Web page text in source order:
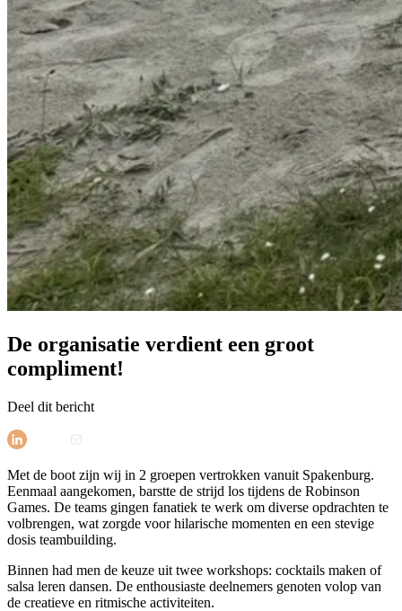
De organisatie verdient een groot
compliment!
Deel dit bericht
Met de boot zijn wij in 2 groepen vertrokken vanuit Spakenburg.
Eenmaal aangekomen, barstte de strijd los tijdens de Robinson
Games. De teams gingen fanatiek te werk om diverse opdrachten te
volbrengen, wat zorgde voor hilarische momenten en een stevige
dosis teambuilding.
Binnen had men de keuze uit twee workshops: cocktails maken of
salsa leren dansen. De enthousiaste deelnemers genoten volop van
de creatieve en ritmische activiteiten.